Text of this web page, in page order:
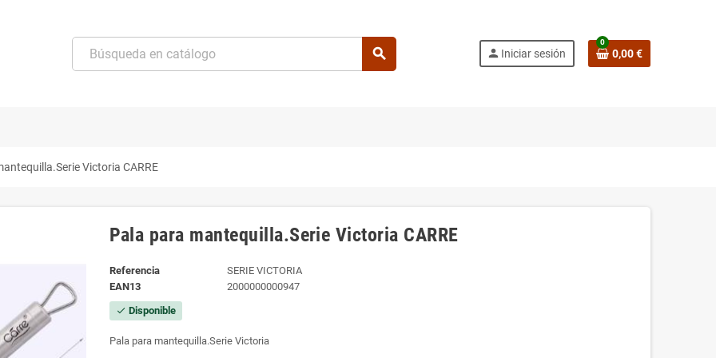
search person Iniciar sesión
0
0,00 €
Victoria CARRE
Pala para mantequilla.Serie Victoria CARRE
Referencia
SERIE VICTORIA
EAN13
2000000000947
check Disponible
Pala para mantequilla.Serie Victoria